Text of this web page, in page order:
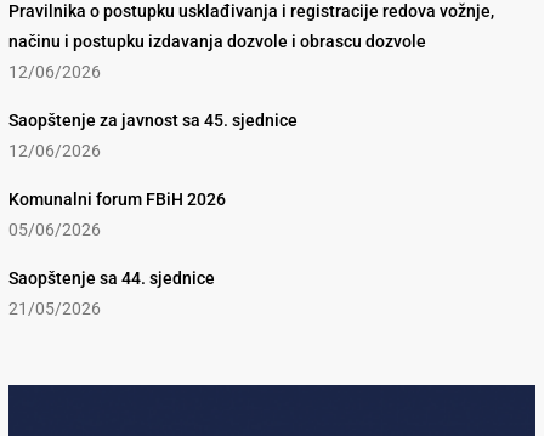
Pravilnika o postupku usklađivanja i registracije redova vožnje,
načinu i postupku izdavanja dozvole i obrascu dozvole
12/06/2026
Saopštenje za javnost sa 45. sjednice
12/06/2026
Komunalni forum FBiH 2026
05/06/2026
Saopštenje sa 44. sjednice
21/05/2026